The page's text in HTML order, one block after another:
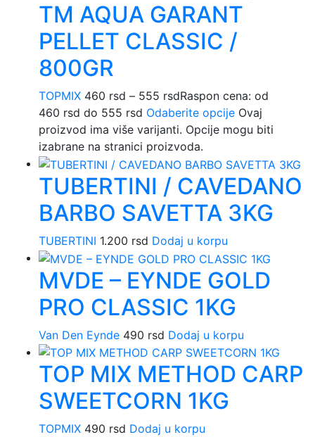
TM AQUA GARANT
PELLET CLASSIC /
800GR
TOPMIX 460 rsd – 555 rsdRaspon cena: od
460 rsd do 555 rsd Odaberite opcije Ovaj
proizvod ima više varijanti. Opcije mogu biti
izabrane na stranici proizvoda.
TUBERTINI / CAVEDANO
BARBO SAVETTA 3KG
TUBERTINI 1.200 rsd Dodaj u korpu
MVDE – EYNDE GOLD
PRO CLASSIC 1KG
Van Den Eynde 490 rsd Dodaj u korpu
TOP MIX METHOD CARP
SWEETCORN 1KG
TOPMIX 490 rsd Dodaj u korpu